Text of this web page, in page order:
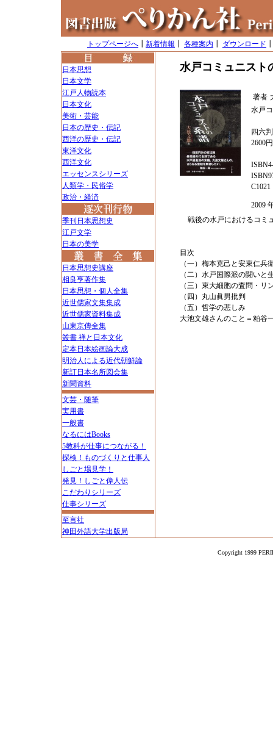
トップページへ 新着情報 各種案内 ダウンロード
日本思想
日本文学
江戸人物読本
日本文化
美術・芸能
日本の歴史・伝記
西洋の歴史・伝記
東洋文化
西洋文化
エッセンスシリーズ
人類学・民俗学
政治・経済
季刊日本思想史
江戸文学
日本の美学
日本思想史講座
相良亨著作集
日本思想・個人全集
近世儒家文集集成
近世儒家資料集成
山東京傳全集
叢書 禅と日本文化
定本日本絵画論大成
明治人による近代朝鮮論
新訂日本名所図会集
新聞資料
文芸・随筆
実用書
一般書
なるにはBooks
5教科が仕事につながる！
探検！ものづくりと仕事人
しごと場見学！
発見！しごと偉人伝
こだわりシリーズ
仕事シリーズ
至言社
神田外語大学出版局
水戸コミュニスト
著者
水戸
四六
2600
C1021
2009
戦後の水戸におけるコミ
目次
（一）梅本克己と安東仁兵
（二）水戸国際派の闘いと
（三）東大細胞の査問・リ
（四）丸山眞男批判
（五）哲学の悲しみ
大池文雄さんのこと＝粕谷
Copyright 1999